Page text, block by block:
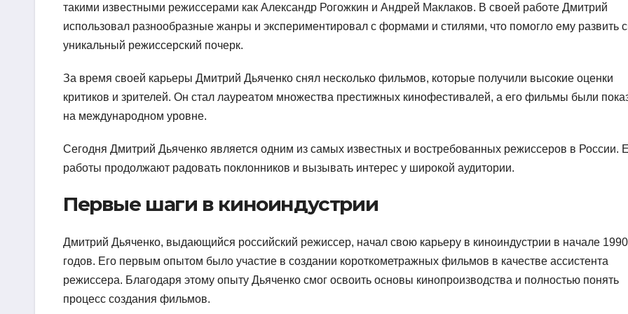
такими известными режиссерами как Александр Рогожкин и Андрей Маклаков. В своей работе Дмитрий
использовал разнообразные жанры и экспериментировал с формами и стилями, что помогло ему развить
уникальный режиссерский почерк.
За время своей карьеры Дмитрий Дьяченко снял несколько фильмов, которые получили высокие оценки
критиков и зрителей. Он стал лауреатом множества престижных кинофестивалей, а его фильмы были
на международном уровне.
Сегодня Дмитрий Дьяченко является одним из самых известных и востребованных режиссеров в России.
работы продолжают радовать поклонников и вызывать интерес у широкой аудитории.
Первые шаги в киноиндустрии
Дмитрий Дьяченко, выдающийся российский режиссер, начал свою карьеру в киноиндустрии в начале
годов. Его первым опытом было участие в создании короткометражных фильмов в качестве ассистента
режиссера. Благодаря этому опыту Дьяченко смог освоить основы кинопроизводства и полностью понять
процесс создания фильмов.